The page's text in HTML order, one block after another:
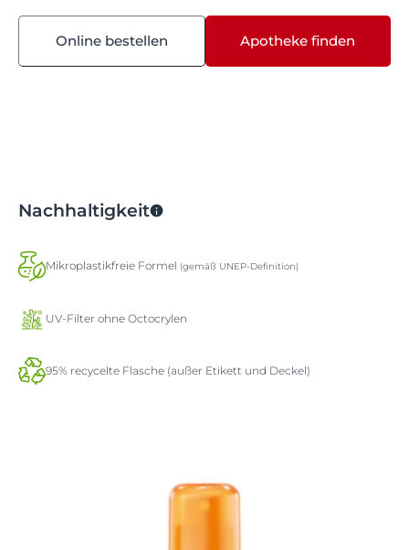
Online bestellen Apotheke finden
Nachhaltigkeit
Mikroplastikfreie Formel (gemäß UNEP-Definition)
UV-Filter ohne Octocrylen
95% recycelte Flasche (außer Etikett und Deckel)